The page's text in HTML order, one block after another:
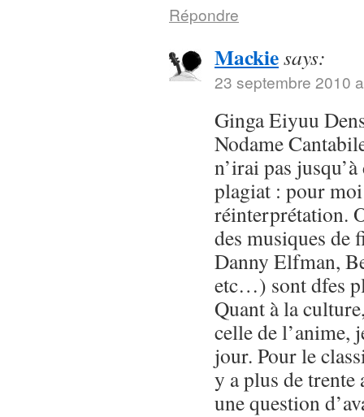
Répondre
Mackiesays:
23 septembre 2010
Ginga Eiyuu
Nodame
n’irai pas
plagiat : pour moi
réinterprétation.
des musiques
Danny Elfman,
etc…) sont dfes
Quant à la
celle de l’anime,
jour. Pour le
y a plus de trente
une question